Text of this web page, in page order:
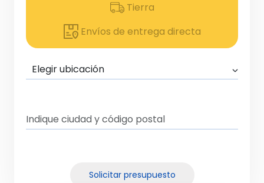
Tierra
Envíos de entrega directa
Solicitar presupuesto